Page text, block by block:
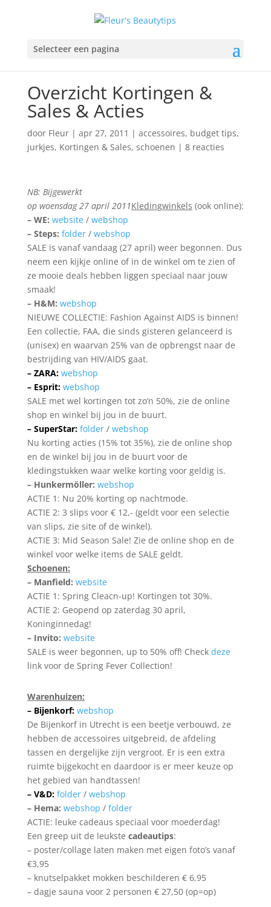
Selecteer een pagina
Overzicht Kortingen &
Sales & Acties
door Fleur| apr 27, 2011 | accessoires, budget tips,
jurkjes, Kortingen & Sales, schoenen | 8 reacties
NB: Bijgewerkt
op woensdag 27 april 2011Kledingwinkels (ook online):
– WE: website/ webshop
– Steps: folder/ webshop
SALE is vanaf vandaag (27 april) weer begonnen. Dus
neem een kijkje online of in de winkel om te zien of
ze mooie deals hebben liggen speciaal naar jouw
smaak!
– H&M: webshop
NIEUWE COLLECTIE: Fashion Against AIDS is binnen!
Een collectie, FAA, die sinds gisteren gelanceerd is
(unisex) en waarvan 25% van de opbrengst naar de
bestrijding van HIV/AIDS gaat.
– ZARA: webshop
– Esprit: webshop
SALE met wel kortingen tot zo’n 50%, zie de online
shop en winkel bij jou in de buurt.
– SuperStar: folder/ webshop
Nu korting acties (15% tot 35%), zie de online shop
en de winkel bij jou in de buurt voor de
kledingstukken waar welke korting voor geldig is.
– Hunkermöller: webshop
ACTIE 1: Nu 20% korting op nachtmode.
ACTIE 2: 3 slips voor € 12,- (geldt voor een selectie
van slips, zie site of de winkel).
ACTIE 3: Mid Season Sale! Zie de online shop en de
winkel voor welke items de SALE geldt.
Schoenen:
– Manfield: website
ACTIE 1: Spring Cleacn-up! Kortingen tot 30%.
ACTIE 2: Geopend op zaterdag 30 april,
Koninginnedag!
– Invito: website
SALE is weer begonnen, up to 50% off! Check deze
link voor de Spring Fever Collection!
Warenhuizen:
– Bijenkorf: webshop
De Bijenkorf in Utrecht is een beetje verbouwd, ze
hebben de accessoires uitgebreid, de afdeling
tassen en dergelijke zijn vergroot. Er is een extra
ruimte bijgekocht en daardoor is er meer keuze op
het gebied van handtassen!
– V&D: folder/ webshop
– Hema: webshop / folder
ACTIE: leuke cadeaus speciaal voor moederdag!
Een greep uit de leukste cadeautips:
– poster/collage laten maken met eigen foto’s vanaf
€3,95
– knutselpakket mokken beschilderen € 6,95
– dagje sauna voor 2 personen € 27,50 (op=op)